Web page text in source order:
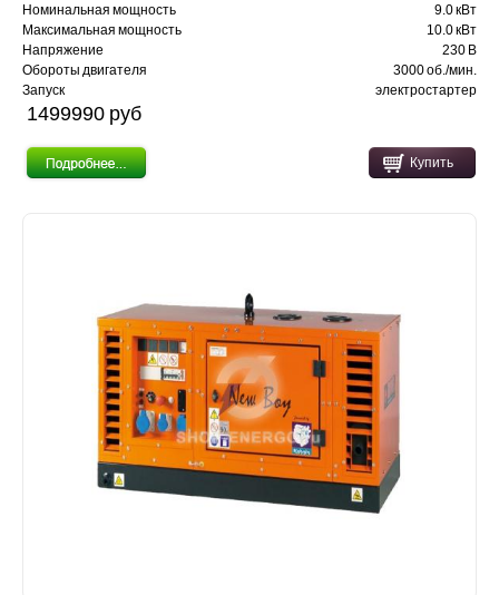
Номинальная мощность
9.0 кВт
Максимальная мощность
10.0 кВт
Напряжение
230 В
Обороты двигателя
3000 об./мин.
Запуск
электростартер
1499990 pуб
Купить